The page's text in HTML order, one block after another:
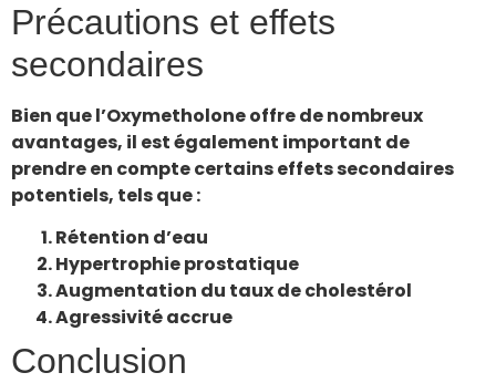
Précautions et effets
secondaires
Bien que l’Oxymetholone offre de nombreux
avantages, il est également important de
prendre en compte certains effets secondaires
potentiels, tels que :
Rétention d’eau
Hypertrophie prostatique
Augmentation du taux de cholestérol
Agressivité accrue
Conclusion